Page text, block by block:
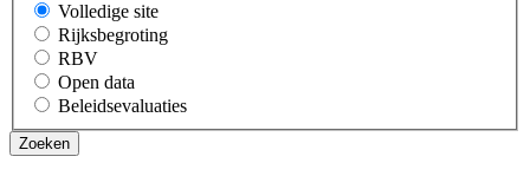
Volledige site
Rijksbegroting
RBV
Open data
Beleidsevaluaties